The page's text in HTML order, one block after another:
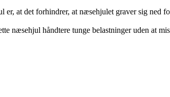
er, at det forhindrer, at næsehjulet graver sig
næsehjul håndtere tunge belastninger uden at